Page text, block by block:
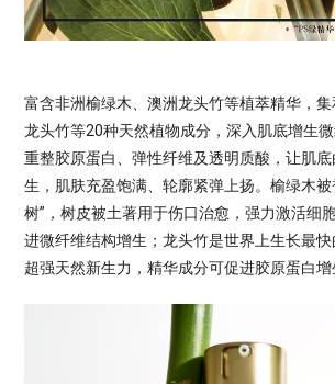
富含非洲榆绿木、澳洲龙头竹等植萃精华，集
龙头竹等20种天然植物成分，深入肌底增生微
重整胶原蛋白、弹性纤维及透明质酸，让肌
生，肌肤充盈饱满、轮廓紧弹上扬。榆绿木被
树”，树皮被土著用于伤口治愈，强力激活细
进微纤维结构增生；龙头竹是世界上生长最
超强天然新生力，精华成分可促进胶原蛋白增